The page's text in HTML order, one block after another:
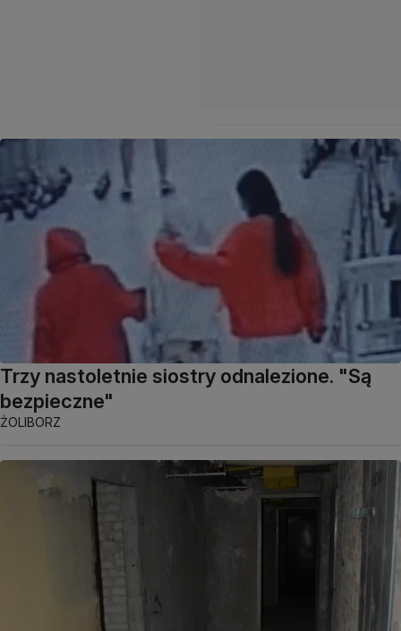
Trzy nastoletnie siostry odnalezione. "Są
bezpieczne"
ŻOLIBORZ